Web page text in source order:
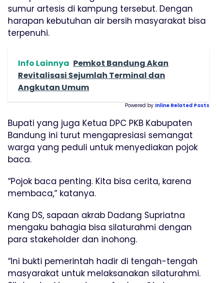
sumur artesis di kampung tersebut. Dengan
harapan kebutuhan air bersih masyarakat bisa
terpenuhi.
Info Lainnya Pemkot Bandung Akan
Revitalisasi Sejumlah Terminal dan
Angkutan Umum
Powered by Inline Related Posts
Bupati yang juga Ketua DPC PKB Kabupaten
Bandung ini turut mengapresiasi semangat
warga yang peduli untuk menyediakan pojok
baca.
“Pojok baca penting. Kita bisa cerita, karena
membaca,” katanya.
Kang DS, sapaan akrab Dadang Supriatna
mengaku bahagia bisa silaturahmi dengan
para stakeholder dan inohong.
“Ini bukti pemerintah hadir di tengah-tengah
masyarakat untuk melaksanakan silaturahmi.